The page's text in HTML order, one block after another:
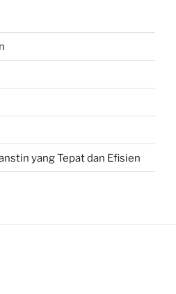
yang Tepat dan Efisien